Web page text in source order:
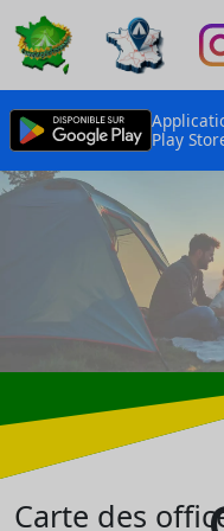
Play
Carte des